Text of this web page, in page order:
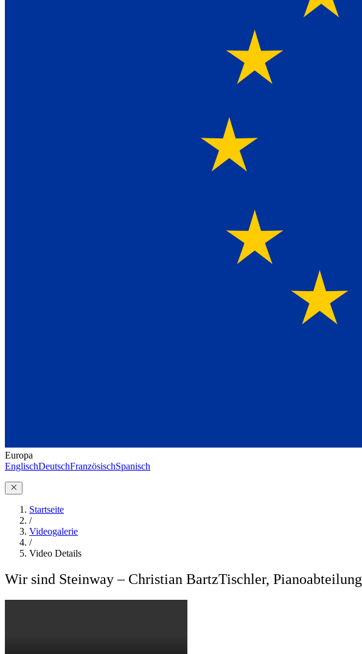
Europa
EnglischDeutschFranzösischSpanisch
Startseite
/
Videogalerie
/
Video Details
Wir sind Steinway – Christian BartzTischler, Pianoabteilung